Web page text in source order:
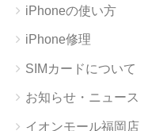
iPhoneの使い方
iPhone修理
SIMカードについて
お知らせ・ニュース
イオンモール福岡店